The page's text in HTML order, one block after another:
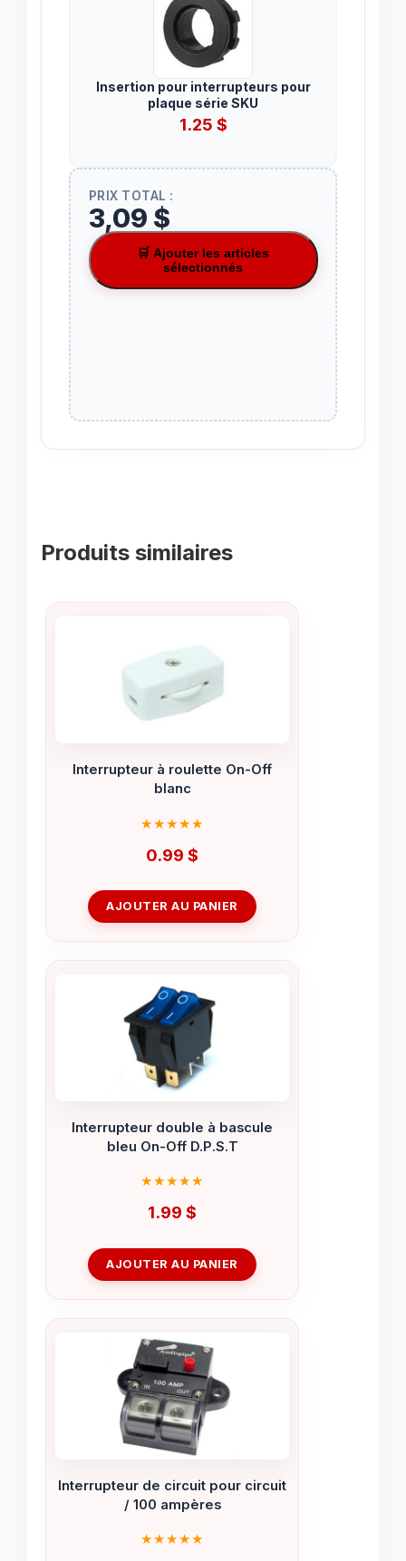
Insertion pour interrupteurs pour
plaque série SKU
1.25 $
PRIX TOTAL :
3,09 $
🛒 Ajouter les articles
sélectionnés
Produits similaires
Interrupteur à roulette On-Off
blanc
0.99 $
AJOUTER AU PANIER
Interrupteur double à bascule
bleu On-Off D.P.S.T
1.99 $
AJOUTER AU PANIER
Interrupteur de circuit pour circuit
/ 100 ampères